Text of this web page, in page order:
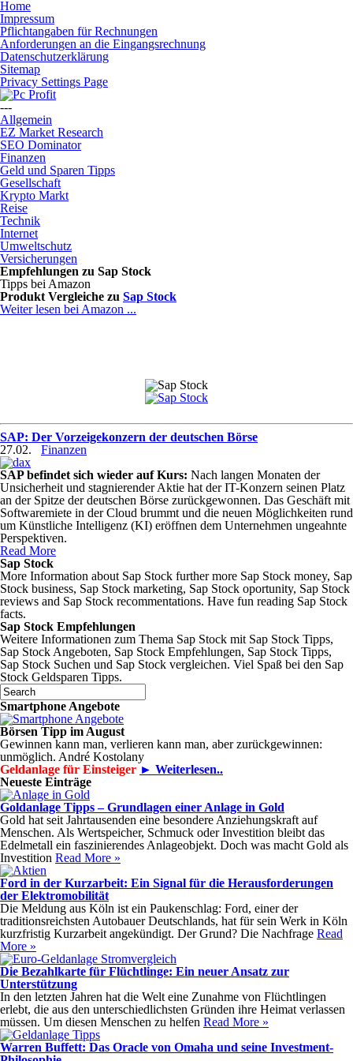
Home
Impressum
Pflichtangaben für Rechnungen
Anforderungen an die Eingangsrechnung
Datenschutzerklärung
Sitemap
Privacy Settings Page
---
Allgemein
EZ Market Research
SEO Dominator
Finanzen
Geld und Sparen Tipps
Gesellschaft
Krypto Markt
Reise
Technik
Internet
Umweltschutz
Versicherungen
Empfehlungen zu Sap Stock
Tipps bei Amazon
Produkt Vergleiche zu Sap Stock
Weiter lesen bei Amazon ...
SAP: Der Vorzeigekonzern der deutschen Börse
27.02.
Finanzen
SAP befindet sich wieder auf Kurs: Nach langen Monaten der
Unsicherheit und stagnierender Aktie hat der IT-Konzern seinen Platz
an der Spitze der deutschen Börse zurückgewonnen. Das Geschäft mit
Softwaremiete in der Cloud brummt und die neuen Möglichkeiten rund
um Künstliche Intelligenz (KI) eröffnen dem Unternehmen ungeahnte
Perspektiven.
Read More
Sap Stock
More Information about Sap Stock further more Sap Stock money, Sap
Stock business, Sap Stock marketing, Sap Stock oportunity, Sap Stock
reviews and Sap Stock recommentations. Have fun reading Sap Stock
facts.
Sap Stock Empfehlungen
Weitere Informationen zum Thema Sap Stock mit Sap Stock Tipps,
Sap Stock Angeboten, Sap Stock Empfehlungen, Sap Stock Tipps,
Sap Stock Suchen und Sap Stock vergleichen. Viel Spaß bei den Sap
Stock Geldsparen Tipps.
Smartphone Angebote
Börsen Tipp im August
Gewinnen kann man, verlieren kann man, aber zurückgewinnen:
unmöglich. André Kostolany
Geldanlage für Einsteiger ► Weiterlesen..
Neueste Einträge
Goldanlage Tipps – Grundlagen einer Anlage in Gold
Gold hat seit Jahrtausenden eine besondere Anziehungskraft auf
Menschen. Als Wertspeicher, Schmuck oder Investition bleibt das
Edelmetall ein faszinierendes Anlageobjekt. Doch was macht Gold als
Investition Read More »
Ford in der Kurzarbeit: Ein Signal für die Herausforderungen
der Elektromobilität
Die Meldung aus Köln ist ein Paukenschlag: Ford, einer der
traditionsreichsten Autobauer Deutschlands, hat für sein Werk in Köln
kurzfristig Kurzarbeit angekündigt. Der Grund? Die Nachfrage Read
More »
Die Bezahlkarte für Flüchtlinge: Ein neuer Ansatz zur
Unterstützung
In den letzten Jahren hat die Welt eine Zunahme von Flüchtlingen
erlebt, die aus den unterschiedlichsten Gründen ihre Heimat verlassen
müssen. Um diesen Menschen zu helfen Read More »
Warren Buffett: Das Oracle von Omaha und seine Investment-